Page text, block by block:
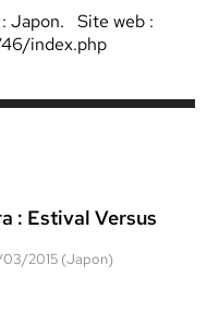
Japon. Site web :
index.php
: Estival Versus
2015 (Japon)